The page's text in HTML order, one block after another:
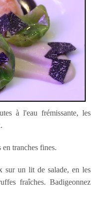
à l'eau frémissante, les
tranches fines.
sur un lit de salade, en les
fraîches. Badigeonnez